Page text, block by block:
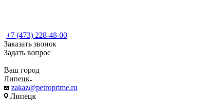
+7 (473) 228-48-00
Заказать звонок
Задать вопрос
Ваш город
Липецк
zakaz@petroprime.ru
Липецк